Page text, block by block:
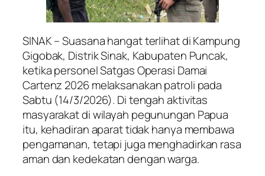
SINAK – Suasana hangat terlihat di Kampung
Gigobak, Distrik Sinak, Kabupaten Puncak,
ketika personel Satgas Operasi Damai
Cartenz 2026 melaksanakan patroli pada
Sabtu (14/3/2026). Di tengah aktivitas
masyarakat di wilayah pegunungan Papua
itu, kehadiran aparat tidak hanya membawa
pengamanan, tetapi juga menghadirkan rasa
aman dan kedekatan dengan warga.